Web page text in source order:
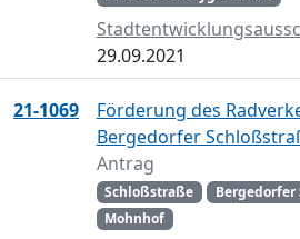
29.09.2021
21-1069
Förderung des
Bergedorfer
Antrag
Schloßstraße
Mohnhof